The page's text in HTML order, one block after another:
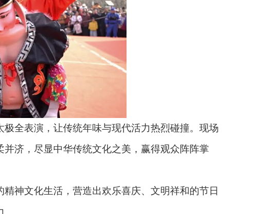
全表演，让传统年味与现代活力热烈碰撞。现场
济，尽显中华传统文化之美，赢得观众阵阵掌
神文化生活，营造出欢乐喜庆、文明祥和的节日